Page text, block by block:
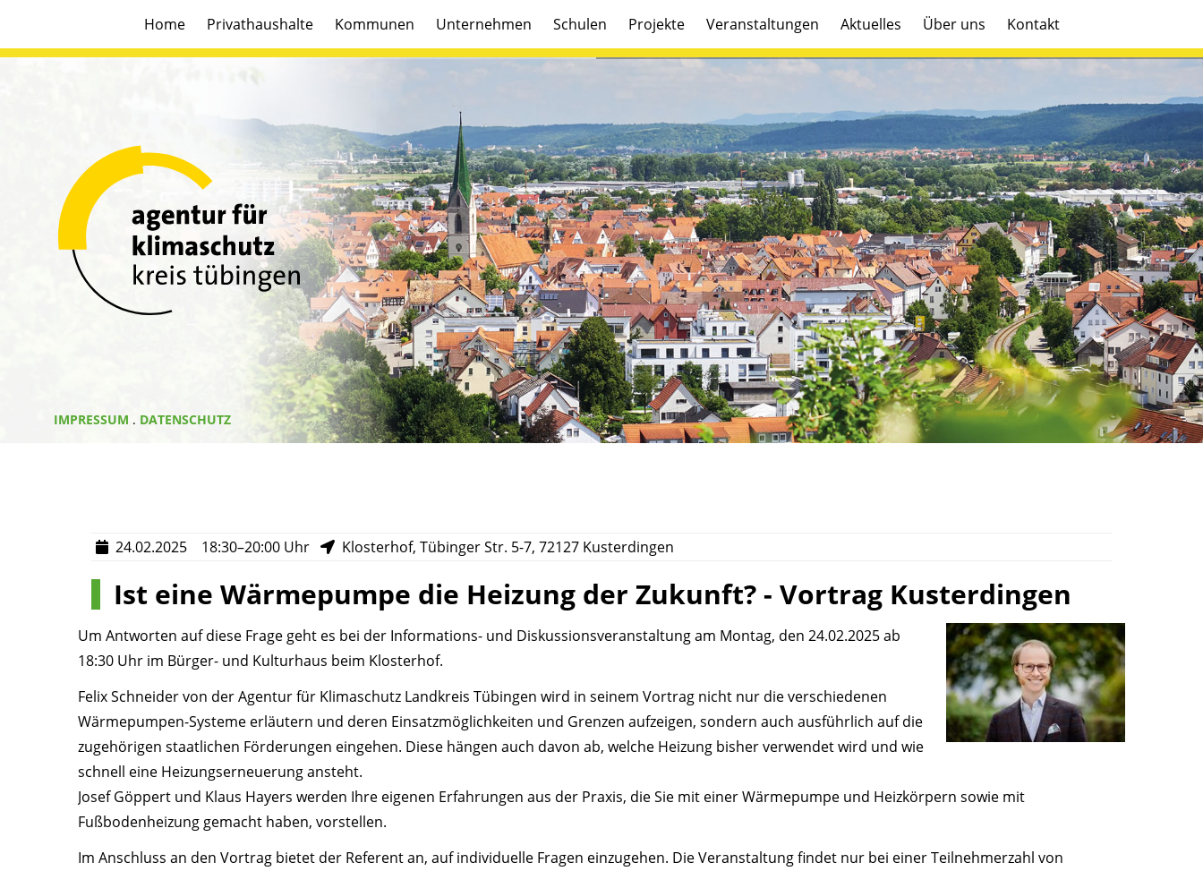
Home Privathaushalte Kommunen Unternehmen Schulen Projekte Veranstaltungen Aktuelles Über uns Kontakt
IMPRESSUM . DATENSCHUTZ
24.02.2025 18:30–20:00 Uhr Klosterhof, Tübinger Str. 5-7, 72127 Kusterdingen
Ist eine Wärmepumpe die Heizung der Zukunft? - Vortrag Kusterdingen
Um Antworten auf diese Frage geht es bei der Informations- und Diskussionsveranstaltung am Montag, den 24.02.2025 ab
18:30 Uhr im Bürger- und Kulturhaus beim Klosterhof.
Felix Schneider von der Agentur für Klimaschutz Landkreis Tübingen wird in seinem Vortrag nicht nur die verschiedenen
Wärmepumpen-Systeme erläutern und deren Einsatzmöglichkeiten und Grenzen aufzeigen, sondern auch ausführlich auf die
zugehörigen staatlichen Förderungen eingehen. Diese hängen auch davon ab, welche Heizung bisher verwendet wird und wie
schnell eine Heizungserneuerung ansteht.
Josef Göppert und Klaus Hayers werden Ihre eigenen Erfahrungen aus der Praxis, die Sie mit einer Wärmepumpe und Heizkörpern sowie mit
Fußbodenheizung gemacht haben, vorstellen.
Im Anschluss an den Vortrag bietet der Referent an, auf individuelle Fragen einzugehen. Die Veranstaltung findet nur bei einer Teilnehmerzahl von